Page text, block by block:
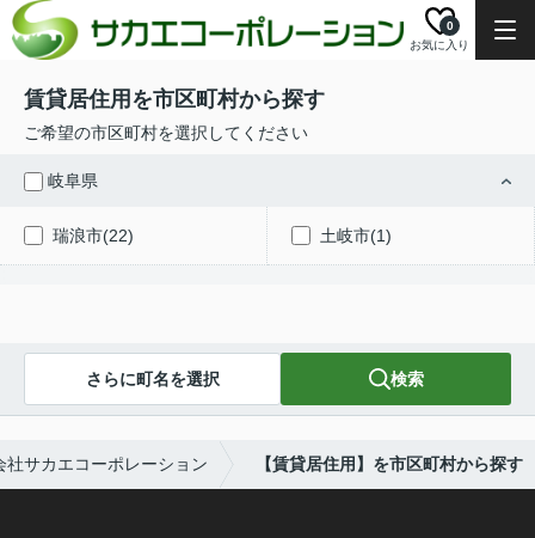
お気に入り
0
賃貸居住用を市区町村から探す
ご希望の市区町村を選択してください
岐阜県
瑞浪市(22) 土岐市(1)
さらに町名を選択 検索
サカエコーポレーション 【賃貸居住用】を市区町村から探す